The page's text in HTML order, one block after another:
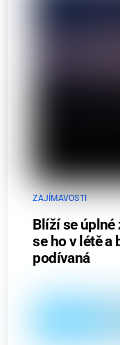
ZAJÍMAVOSTI
Blíží se úplné
se ho v létě a
podívaná